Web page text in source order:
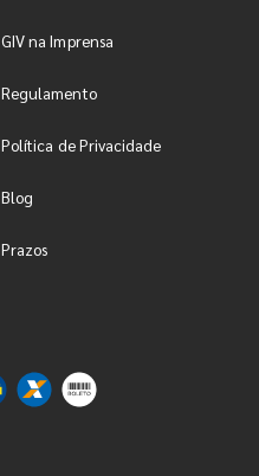
GIV na Imprensa
Regulamento
Política de Privacidade
Blog
Prazos